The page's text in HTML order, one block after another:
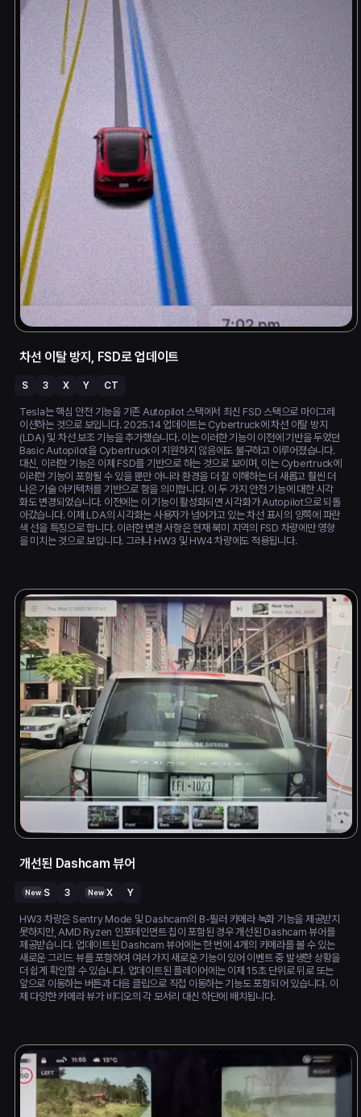
차선 이탈 방지, FSD로 업데이트
S 3 X Y CT
Tesla는 핵심 안전 기능을 기존 Autopilot 스택에서 최신 FSD 스택으로 마이그레
이션하는 것으로 보입니다. 2025.14 업데이트는 Cybertruck에 차선 이탈 방지
(LDA) 및 차선 보조 기능을 추가했습니다. 이는 이러한 기능이 이전에 기반을 두었던
Basic Autopilot을 Cybertruck이 지원하지 않음에도 불구하고 이루어졌습니다.
대신, 이러한 기능은 이제 FSD를 기반으로 하는 것으로 보이며, 이는 Cybertruck에
이러한 기능이 포함될 수 있을 뿐만 아니라 환경을 더 잘 이해하는 더 새롭고 훨씬 더
나은 기술 아키텍처를 기반으로 함을 의미합니다. 이 두 가지 안전 기능에 대한 시각
화도 변경되었습니다. 이전에는 이 기능이 활성화되면 시각화가 Autopilot으로 되돌
아갔습니다. 이제 LDA의 시각화는 사용자가 넘어가고 있는 차선 표시의 양쪽에 파란
색 선을 특징으로 합니다. 이러한 변경 사항은 현재 북미 지역의 FSD 차량에만 영향
을 미치는 것으로 보입니다. 그러나 HW3 및 HW4 차량에도 적용됩니다.
개선된 Dashcam 뷰어
New S 3 New X Y
HW3 차량은 Sentry Mode 및 Dashcam의 B-필러 카메라 녹화 기능을 제공받지
못하지만, AMD Ryzen 인포테인먼트 칩이 포함된 경우 개선된 Dashcam 뷰어를
제공받습니다. 업데이트된 Dashcam 뷰어에는 한 번에 4개의 카메라를 볼 수 있는
새로운 그리드 뷰를 포함하여 여러 가지 새로운 기능이 있어 이벤트 중 발생한 상황을
더 쉽게 확인할 수 있습니다. 업데이트된 플레이어에는 이제 15초 단위로 뒤로 또는
앞으로 이동하는 버튼과 다음 클립으로 직접 이동하는 기능도 포함되어 있습니다. 이
제 다양한 카메라 뷰가 비디오의 각 모서리 대신 하단에 배치됩니다.